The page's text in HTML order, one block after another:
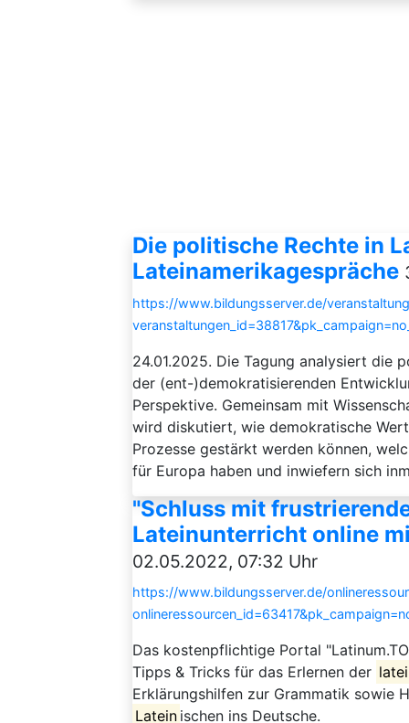
Die politische Rechte in
Lateinamerikagespräche
https://www.bildungsserver.de/
24.01.2025. Die Tagung analysiert die
der (ent-)demokratisierenden
Perspektive. Gemeinsam mit
wird diskutiert, wie demokratische
Prozesse gestärkt werden können,
für Europa haben und inwiefern sich
"Schluss mit
Lateinunterricht online
02.05.2022, 07:32 Uhr
https://www.bildungsserver.de/
Das kostenpflichtige Portal
Tipps & Tricks für das Erlernen der
Erklärungshilfen zur Grammatik sowie
Latein ischen ins Deutsche.